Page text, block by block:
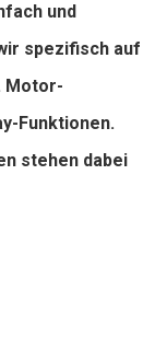
und
spezifisch auf
Motor-
Funktionen.
stehen dabei